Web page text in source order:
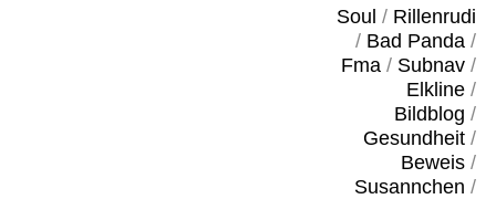
Soul / Rillenrudi
/ Bad Panda/
Fma/ Subnav/
Elkline/
Bildblog /
Gesundheit/
Beweis/
Susannchen /